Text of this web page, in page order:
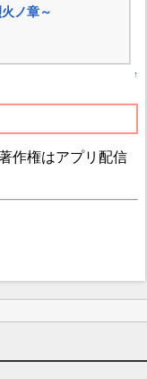
ノ章～
↑
作権はアプリ配信